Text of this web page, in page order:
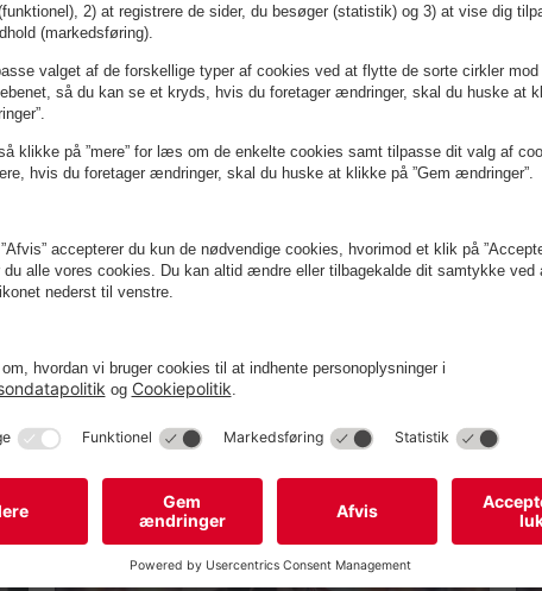
Slip for billetter og automater
automatisk via nummerpladegenkendelse.